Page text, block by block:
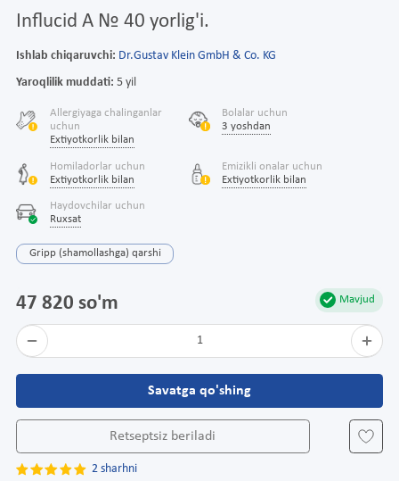
Influcid A № 40 yorlig'i.
Ishlab chiqaruvchi: Dr.Gustav Klein GmbH & Co. KG
Yaroqlilik muddati: 5 yil
Allergiyaga chalinganlar
uchun
Extiyotkorlik bilan
Bolalar uchun
3 yoshdan
Homiladorlar uchun
Extiyotkorlik bilan
Emizikli onalar uchun
Extiyotkorlik bilan
Haydovchilar uchun
Ruxsat
Gripp (shamollashga) qarshi
Mavjud
47 820 so'm
1
Savatga qo'shing
Retseptsiz beriladi
2 sharhni